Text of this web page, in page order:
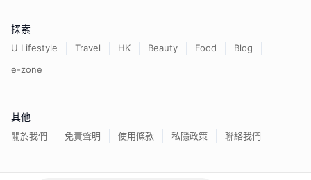
探索
U Lifestyle Travel HK Beauty Food
Blog
e-zone
其他
關於我們 免責聲明 使用條款 私隱政策 聯絡我們